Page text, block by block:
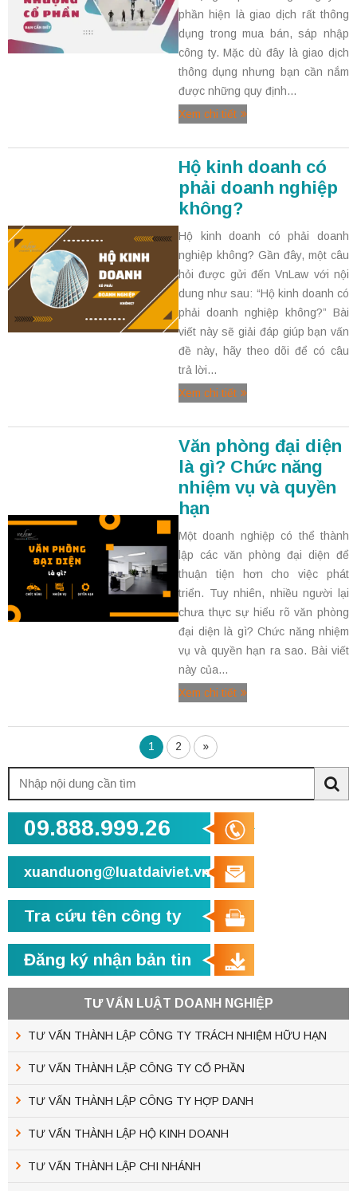
phần hiện là giao dịch rất thông
dụng trong mua bán, sáp nhập
công ty. Mặc dù đây là giao dịch
thông dụng nhưng bạn cần nắm
được những quy định...
Xem chi tiết
Hộ kinh doanh có
phải doanh nghiệp
không?
Hộ kinh doanh có phải doanh
nghiệp không? Gần đây, một câu
hỏi được gửi đến VnLaw với nội
dung như sau: “Hộ kinh doanh có
phải doanh nghiệp không?” Bài
viết này sẽ giải đáp giúp bạn vấn
đề này, hãy theo dõi để có câu
trả lời...
Xem chi tiết
Văn phòng đại diện
là gì? Chức năng
nhiệm vụ và quyền
hạn
Một doanh nghiệp có thể thành
lập các văn phòng đại diện để
thuận tiện hơn cho việc phát
triển. Tuy nhiên, nhiều người lại
chưa thực sự hiểu rõ văn phòng
đại diện là gì? Chức năng nhiệm
vụ và quyền hạn ra sao. Bài viết
này của...
Xem chi tiết
1 2 »
kiếm:
09.888.999.26
xuanduong@luatdaiviet.vn
Tra cứu tên công ty
Đăng ký nhận bản tin
TƯ VẤN LUẬT DOANH NGHIỆP
TƯ VẤN THÀNH LẬP CÔNG TY TRÁCH NHIỆM HỮU HẠN
TƯ VẤN THÀNH LẬP CÔNG TY CỔ PHẦN
TƯ VẤN THÀNH LẬP CÔNG TY HỢP DANH
TƯ VẤN THÀNH LẬP HỘ KINH DOANH
TƯ VẤN THÀNH LẬP CHI NHÁNH